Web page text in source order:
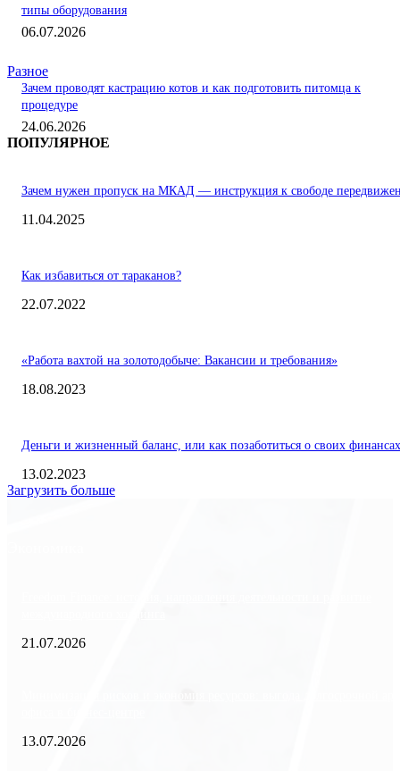
типы оборудования
06.07.2026
Разное
Зачем проводят кастрацию котов и как подготовить питомца к
процедуре
24.06.2026
ПОПУЛЯРНОЕ
Зачем нужен пропуск на МКАД — инструкция к свободе
11.04.2025
Как избавиться от тараканов?
22.07.2022
«Работа вахтой на золотодобыче: Вакансии и требования»
18.08.2023
Деньги и жизненный баланс, или как позаботиться о своих финансах
13.02.2023
Загрузить больше
21.07.2026
13.07.2026